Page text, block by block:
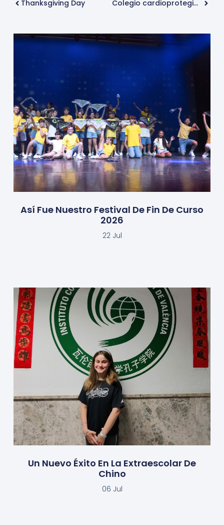
Thanksgiving Day Colegio cardioprotegido
Así Fue Nuestro Festival De Fin De Curso
2026
22 Jul
Un Nuevo Éxito En La Extraescolar De
Chino
06 Jul